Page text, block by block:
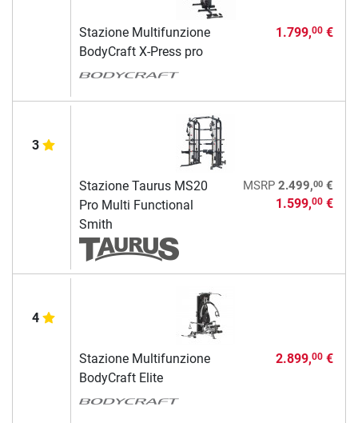
Stazione Multifunzione
BodyCraft X-Press pro
1.799,00€
3
Stazione Taurus MS20
Pro Multi Functional
Smith
MSRP 2.499,00€
1.599,00€
4
Stazione Multifunzione
BodyCraft Elite
2.899,00€